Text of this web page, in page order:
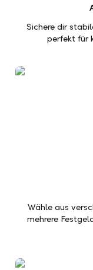
Sichere dir
perfekt für
Wähle aus
mehrere